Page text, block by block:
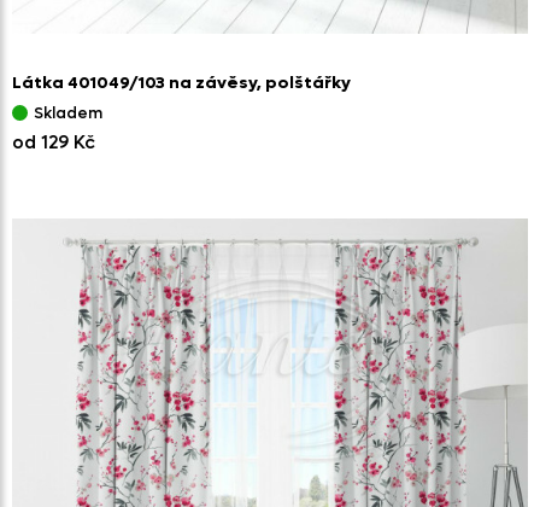
Látka 401049/103 na závěsy, polštářky
Skladem
od 129 Kč